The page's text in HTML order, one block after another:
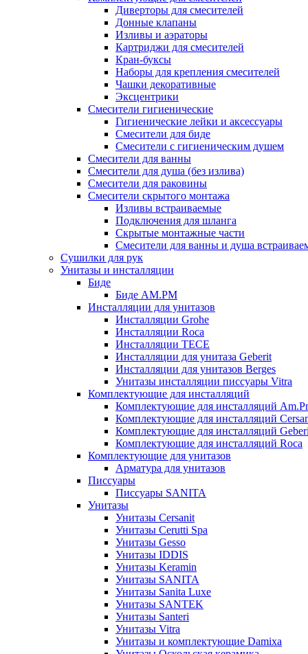
Диверторы для смесителей
Донные клапаны
Изливы и аэраторы
Картриджи для смесителей
Кран-буксы
Наборы для крепления смесителей
Чашки декоративные
Эксцентрики
Смесители гигиенические
Гигиенические лейки и аксессуары
Смесители для биде
Смесители с гигиеническим душем
Смесители для ванны
Смесители для душа (без излива)
Смесители для раковины
Смесители скрытого монтажа
Изливы встраиваемые
Подключения для шланга
Скрытые монтажные части
Смесители для ванны и душа
Сушилки для рук
Унитазы и инсталляции
Биде
Биде AM.PM
Инсталляции для унитазов
Инсталляции Grohe
Инсталляции Roca
Инсталляции TECE
Инсталляции для унитаза Geberit
Инсталляции для унитазов Berges
Унитазы инсталляции писсуары Vitra
Комплектующие для инсталляций
Комплектующие для инсталляций
Комплектующие для инсталляций
Комплектующие для инсталляций
Комплектующие для инсталляций Roca
Комплектующие для унитазов
Арматура для унитазов
Писсуары
Писсуары SANITA
Унитазы
Унитазы Cersanit
Унитазы Cerutti Spa
Унитазы Gesso
Унитазы IDDIS
Унитазы Keramin
Унитазы SANITA
Унитазы Sanita Luxe
Унитазы SANTEK
Унитазы Santeri
Унитазы Vitra
Унитазы и комплектующие Damixa